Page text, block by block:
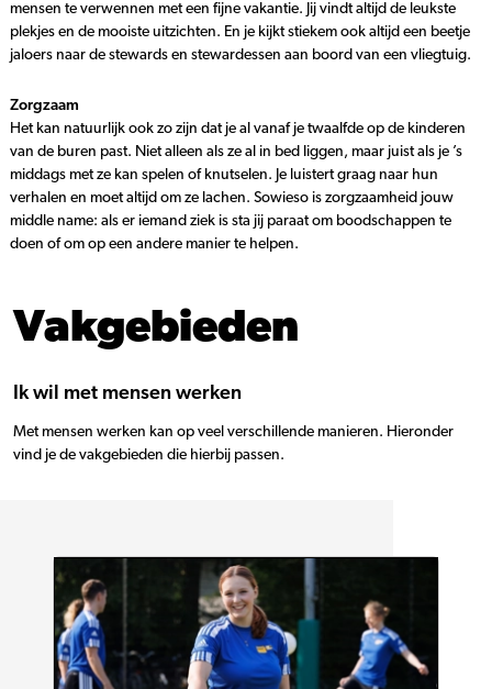
mensen te verwennen met een fijne vakantie. Jij vindt altijd de leukste
plekjes en de mooiste uitzichten. En je kijkt stiekem ook altijd een beetje
jaloers naar de stewards en stewardessen aan boord van een vliegtuig.
Zorgzaam
Het kan natuurlijk ook zo zijn dat je al vanaf je twaalfde op de kinderen
van de buren past. Niet alleen als ze al in bed liggen, maar juist als je ’s
middags met ze kan spelen of knutselen. Je luistert graag naar hun
verhalen en moet altijd om ze lachen. Sowieso is zorgzaamheid jouw
middle name: als er iemand ziek is sta jij paraat om boodschappen te
doen of om op een andere manier te helpen.
Vakgebieden
Ik wil met mensen werken
Met mensen werken kan op veel verschillende manieren. Hieronder
vind je de vakgebieden die hierbij passen.